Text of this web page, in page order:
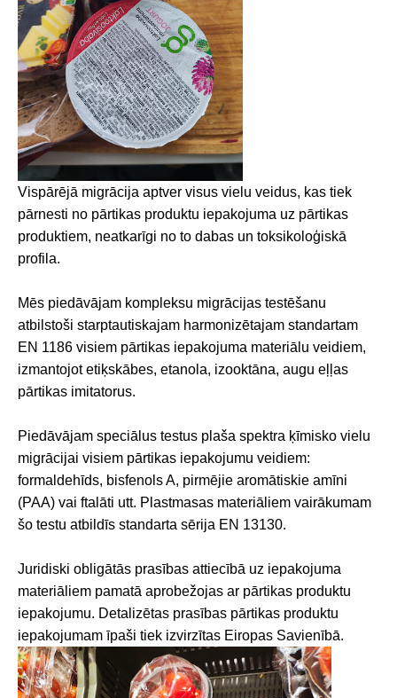
Vispārējā migrācija aptver visus vielu veidus, kas tiek
pārnesti no pārtikas produktu iepakojuma uz pārtikas
produktiem, neatkarīgi no to dabas un toksikoloģiskā
profila.
Mēs piedāvājam kompleksu migrācijas testēšanu
atbilstoši starptautiskajam harmonizētajam standartam
EN 1186 visiem pārtikas iepakojuma materiālu veidiem,
izmantojot etiķskābes, etanola, izooktāna, augu eļļas
pārtikas imitatorus.
Piedāvājam speciālus testus plaša spektra ķīmisko vielu
migrācijai visiem pārtikas iepakojumu veidiem:
formaldehīds, bisfenols A, pirmējie aromātiskie amīni
(PAA) vai ftalāti utt. Plastmasas materiāliem vairākumam
šo testu atbildīs standarta sērija EN 13130.
Juridiski obligātās prasības attiecībā uz iepakojuma
materiāliem pamatā aprobežojas ar pārtikas produktu
iepakojumu. Detalizētas prasības pārtikas produktu
iepakojumam īpaši tiek izvirzītas Eiropas Savienībā.